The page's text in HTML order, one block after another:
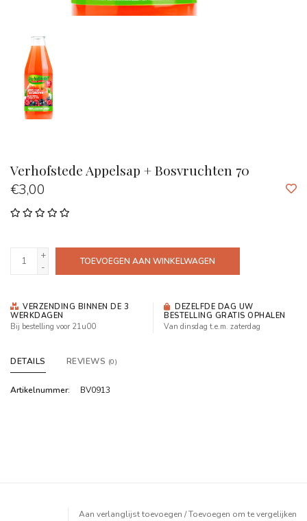
Verhofstede Appelsap + Bosvruchten 70
€3,00
+
-
TOEVOEGEN AAN WINKELWAGEN
VERZENDING BINNEN DE 3
WERKDAGEN
Bij bestelling voor 21u00
DEZELFDE DAG UW
BESTELLING GRATIS OPHALEN
Van dinsdag t.e.m. zaterdag
DETAILS REVIEWS (0)
Artikelnummer: BV0913
Aan verlanglijst toevoegen /Toevoegen om te vergelijken